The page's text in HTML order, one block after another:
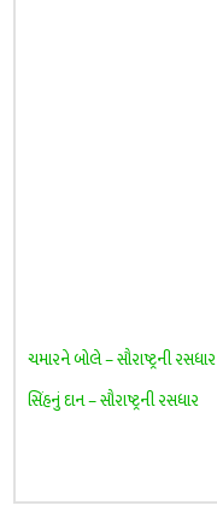
ચમારને બોલે – સૌરાષ્ટ્રની રસધાર
સિંહનું દાન – સૌરાષ્ટ્રની રસધાર